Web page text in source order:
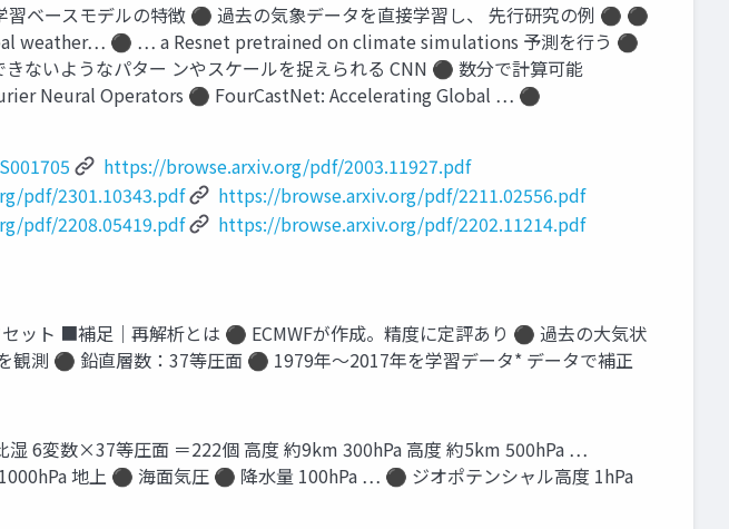
ベースモデルの特徴 ⚫ 過去の気象データを直接学習し、 先行研究の例 ⚫ ⚫
weather… ⚫ … a Resnet pretrained on climate simulations 予測を行う ⚫
ないようなパター ンやスケールを捉えられる CNN ⚫ 数分で計算可能
Neural Operators ⚫ FourCastNet: Accelerating Global … ⚫
https://browse.arxiv.org/pdf/2003.11927.pdf
pdf/2301.10343.pdf
https://browse.arxiv.org/pdf/2211.02556.pdf
pdf/2208.05419.pdf
https://browse.arxiv.org/pdf/2202.11214.pdf
ット ■補足｜再解析とは ⚫ ECMWFが作成。精度に定評あり ⚫ 過去の大気状
測 ⚫ 鉛直層数：37等圧面 ⚫ 1979年～2017年を学習データ* データで補正
6変数×37等圧面 ＝222個 高度 約9km 300hPa 高度 約5km 500hPa …
地上 ⚫ 海面気圧 ⚫ 降水量 100hPa … ⚫ ジオポテンシャル高度 1hPa